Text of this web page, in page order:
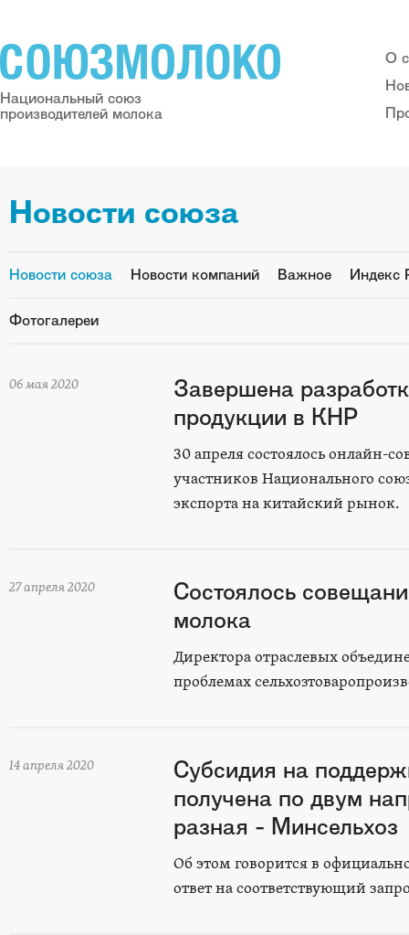
Национальный союз
производителей молока
О
Новости союза
Новости союза Новости компаний Важное Индекс
Фотогалереи
06 мая 2020
Завершена
продукции в КНР
30 апреля состоялось онлайн-
участников Национального
экспорта на китайский рынок.
27 апреля 2020
Состоялось
молока
Директора отраслевых
проблемах
14 апреля 2020
Субсидия на
получена по двум
разная - Минсельхоз
Об этом говорится в
ответ на соответствующий